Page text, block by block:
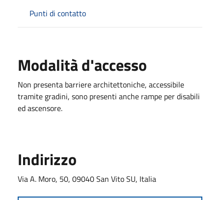
Punti di contatto
Modalità d'accesso
Non presenta barriere architettoniche, accessibile
tramite gradini, sono presenti anche rampe per disabili
ed ascensore.
Indirizzo
Via A. Moro, 50, 09040 San Vito SU, Italia